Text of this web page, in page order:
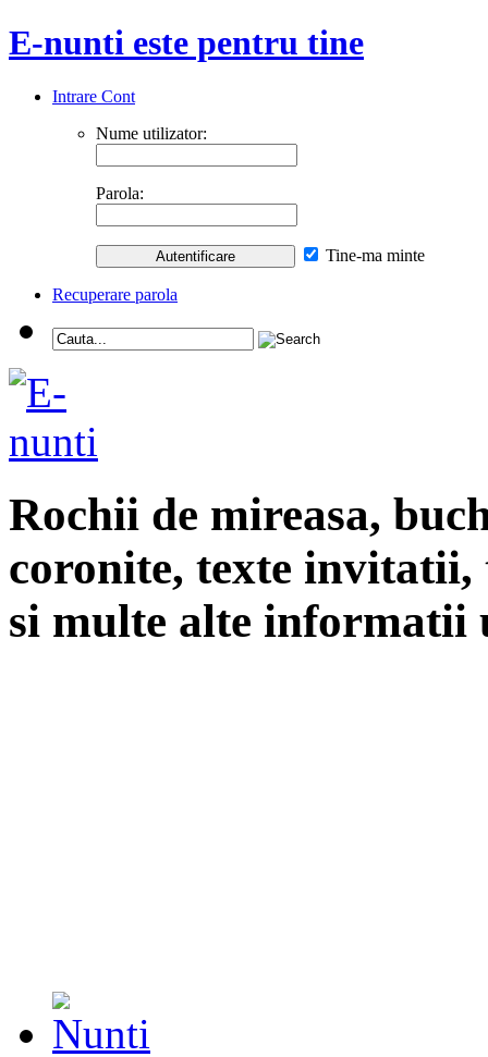
E-nunti este pentru tine
Intrare Cont
Nume utilizator:
Parola:
Tine-ma minte
Recuperare parola
Rochii de mireasa,
coronite, texte
si multe alte informatii